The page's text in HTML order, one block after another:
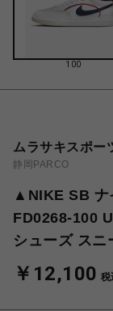
100
ムラサキスポー
静岡PARCO
▲NIKE SB ナ
FD0268-100
シューズ スニ
￥12,100 税